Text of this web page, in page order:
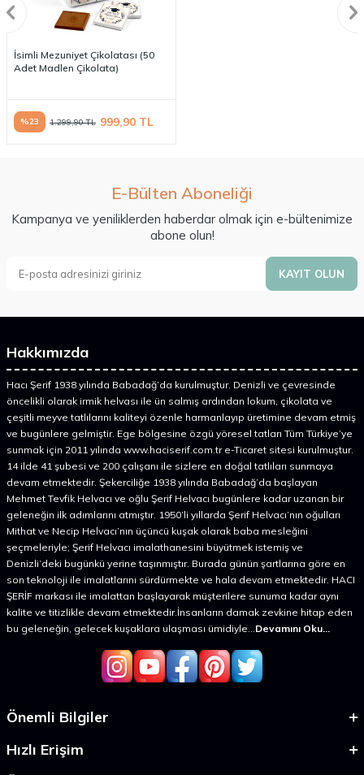
İsimli Mezuniyet Çikolatası (50
Adet Madlen Çikolata)
%23 1.299,90TL 999,90 TL
E-Bülten Aboneliği
Kampanya ve yeniliklerden haberdar olmak için e-bültenimize
abone olun!
KAYIT OLUN
Hakkımızda
Hacı Şerif 1938 yılında Babadağ’da kurulmuştur. Denizli ve çevresinde
öncelikli olarak irmik helvası ile ün salmış ardından lokum, çikolata ve
çeşitli meyve tatlılarını kaliteyi özenle harmanlayıp üretimine devam etmiş
ve bugünlere gelmiştir. Ege bölgesine özgü yöresel tatları Tüm Türkiye’ye
sunmak için 2011 yılında www.haciserif.com.tr e-Ticaret sitesi kurulmuştur.
14 ilde 41 şubesi ve 200 çalışanı ile sizlere en doğal tatlıları sunmaya
devam etmektedir. Şekerciliğe 1938 yılında Babadağ’da başlayan
Mehmet Tevfik Helvacı ve oğlu Şerif Helvacı bugünlere kadar uzanan bir
geleneğin ilk adımlarını atmıştır. 1950’li yıllarda Şerif Helvacı’nın oğulları
Mithat ve Necip Helvacı’nın üçüncü kuşak olarak baba mesleğini
şeçmeleriyle; Şerif Helvacı imalathanesini büyütmek istemiş ve
Denizli’deki bugünkü yerine taşınmıştır. Burada günün şartlarına göre en
son teknoloji ile imalatlarını sürdürmekte ve hala devam etmektedir. HACI
ŞERİF markası ile imalattan başlayarak müşterilere sunuma kadar aynı
kalite ve titizlikle devam etmektedir.İnsanların damak zevkine hitap eden
bu geleneğin, gelecek kuşaklara ulaşması ümidiyle...Devamını Oku...
Önemli Bilgiler
Hızlı Erişim